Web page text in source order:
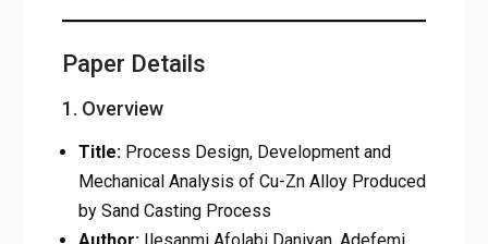
Paper Details
1. Overview
Title:Process Design, Development and
Mechanical Analysis of Cu-Zn Alloy Produced
by Sand Casting Process
Author:Ilesanmi Afolabi Daniyan, Adefemi